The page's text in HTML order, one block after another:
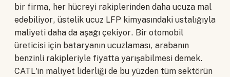
bir firma, her hücreyi rakiplerinden daha ucuza mal
edebiliyor, üstelik ucuz LFP kimyasındaki ustalığıyla
maliyeti daha da aşağı çekiyor. Bir otomobil
üreticisi için bataryanın ucuzlaması, arabanın
benzinli rakipleriyle fiyatta yarışabilmesi demek.
CATL'in maliyet liderliği de bu yüzden tüm sektörün